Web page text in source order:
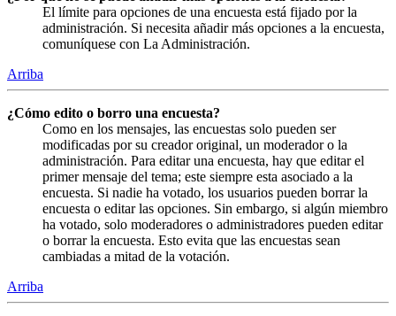
El límite para opciones de una encuesta está fijado por la
administración. Si necesita añadir más opciones a la encuesta,
comuníquese con La Administración.
Arriba
¿Cómo edito o borro una encuesta?
Como en los mensajes, las encuestas solo pueden ser
modificadas por su creador original, un moderador o la
administración. Para editar una encuesta, hay que editar el
primer mensaje del tema; este siempre esta asociado a la
encuesta. Si nadie ha votado, los usuarios pueden borrar la
encuesta o editar las opciones. Sin embargo, si algún miembro
ha votado, solo moderadores o administradores pueden editar
o borrar la encuesta. Esto evita que las encuestas sean
cambiadas a mitad de la votación.
Arriba